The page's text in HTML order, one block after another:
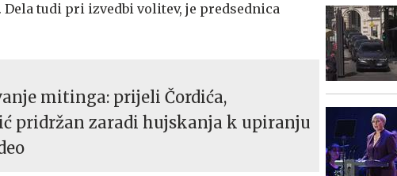
tudi pri izvedbi volitev, je predsednica
mitinga: prijeli Čordića,
pridržan zaradi hujskanja k upiranju